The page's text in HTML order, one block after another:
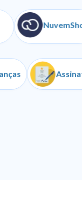
NuvemShop
Cobranças